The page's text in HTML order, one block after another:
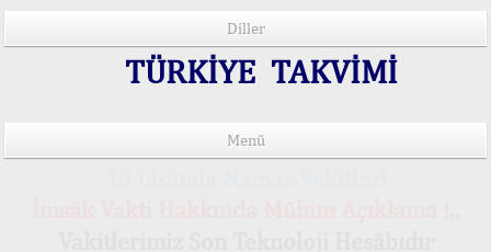
Diller
TÜRKİYE TAKVİMİ
Menü